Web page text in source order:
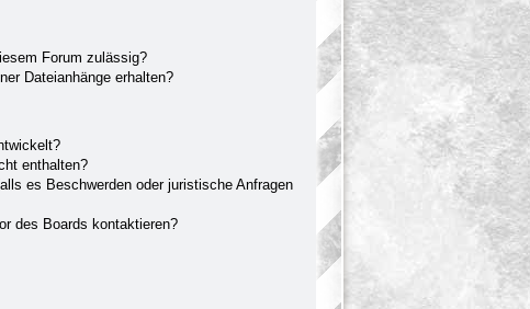
Forum zulässig?
Dateianhänge erhalten?
enthalten?
es Beschwerden oder juristische Anfragen
des Boards kontaktieren?